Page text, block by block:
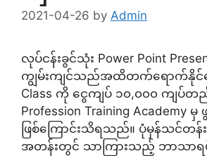
2021-04-26 by Admin
လုပ်ငန်းခွင်သုံး Power Point
ကျွမ်းကျင်သည်အထိတက်ရောက်နိုင်သ
Class ကို ငွေကျပ် ၁၀,၀၀၀ ကျပ်တည်
Profession Training Academy
ဖြစ်ကြောင်းသိရသည်။ ပုံမှန်သင်တန်း
အတန်းတွင် သာကြားသည့် ဘာသာ